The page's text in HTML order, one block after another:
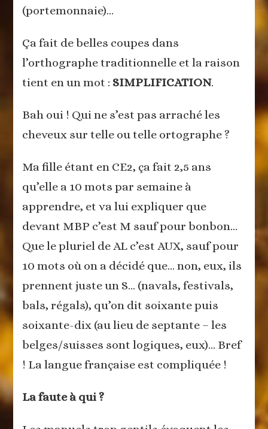
(portemonnaie)…
Ça fait de belles coupes dans
l’orthographe traditionnelle et la raison
tient en un mot : SIMPLIFICATION.
Bah oui ! Qui ne s’est pas arraché les
cheveux sur telle ou telle ortographe ?
Ma fille étant en CE2, ça fait 2,5 ans
qu’elle a 10 mots par semaine à
apprendre, et va lui expliquer que
devant MBP c’est M sauf pour bonbon…
Que le pluriel de AL c’est AUX, sauf pour
10 mots où on a décidé que… non, eux, ils
prennent juste un S… (navals, festivals,
bals, régals), qu’on dit soixante puis
soixante-dix (au lieu de septante – les
belges/suisses sont logiques, eux)… Bref
! La langue française est compliquée !
La faute à qui ?